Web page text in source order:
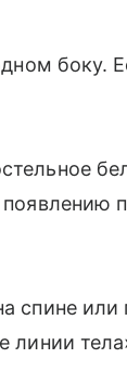
боку.
спине или
линии